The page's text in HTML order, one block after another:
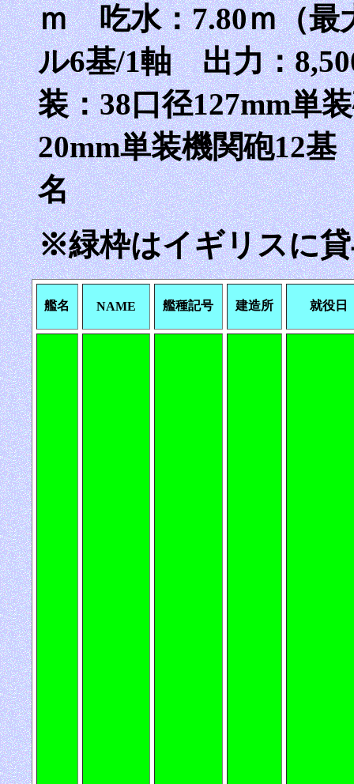
ｍ 吃水：7.80ｍ（
ル6基/1軸 出力：
装：38口径127mm単
20mm単装機関砲12
名
※緑枠はイギリスに
艦名 NAME 艦種記号 建造所 就役日